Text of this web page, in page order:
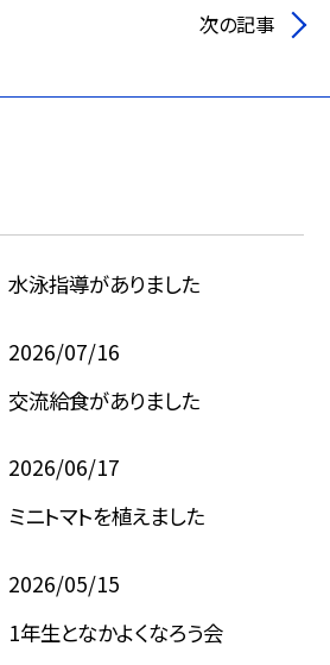
次の記事
水泳指導がありました
2026/07/16
交流給食がありました
2026/06/17
ミニトマトを植えました
2026/05/15
1年生となかよくなろう会